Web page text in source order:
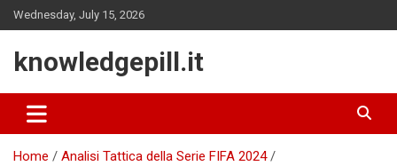
Skip
to
Wednesday, July 15, 2026
knowledgepill.it
Home
Analisi Tattica della Serie FIFA 2024